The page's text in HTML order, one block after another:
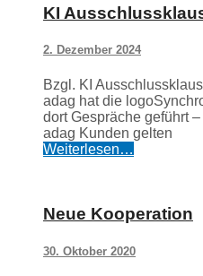
KI
2. Dezember 2024
Bzgl. KI
adag hat die
dort Gespräche geführt
adag Kunden gelten
Weiterlesen…
Neue Kooperation
30. Oktober 2020